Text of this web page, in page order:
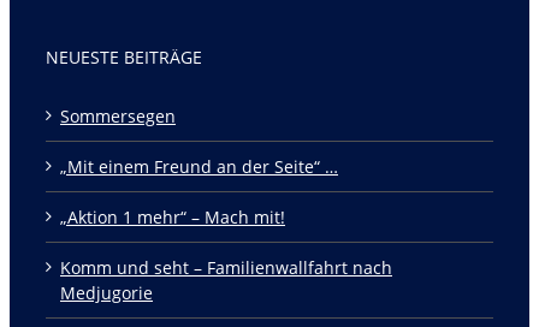
NEUESTE BEITRÄGE
Sommersegen
„Mit einem Freund an der Seite“ …
„Aktion 1 mehr“ – Mach mit!
Komm und seht – Familienwallfahrt nach
Medjugorie